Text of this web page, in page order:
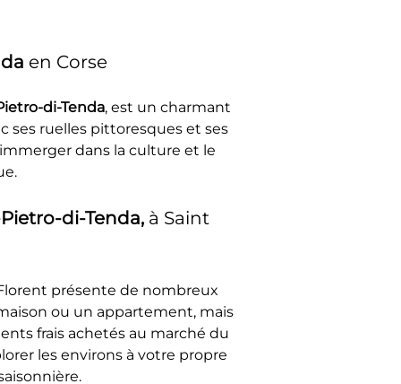
en Corse
di-Tenda, est un charmant
ses ruelles pittoresques et ses
dans la culture et le
di-Tenda, à Saint
présente de nombreux
ou un appartement, mais
frais achetés au marché du
les environs à votre propre